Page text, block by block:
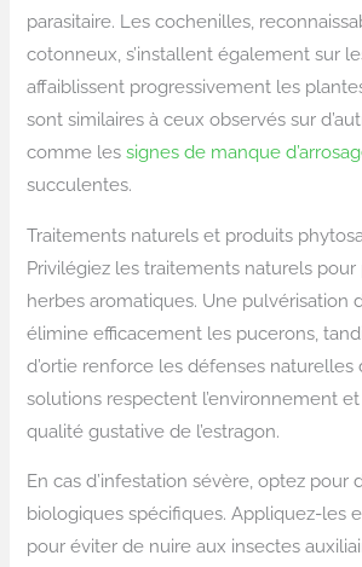
parasitaire. Les cochenilles,
cotonneux, s’installent également sur
affaiblissent progressivement les
sont similaires à ceux observés sur
comme lessignes de manque
succulentes.
Traitements naturels et produits
Privilégiez les traitements naturels
herbes aromatiques. Une pulvérisation
élimine efficacement les pucerons,
d’ortie renforce les défenses naturelles
solutions respectent l’environnement
qualité gustative de l’estragon.
En cas d’infestation sévère, optez pour
biologiques spécifiques. Appliquez-les
pour éviter de nuire aux insectes